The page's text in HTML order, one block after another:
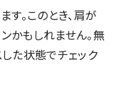
す。このとき、肩が
かもしれません。無
た状態でチェック